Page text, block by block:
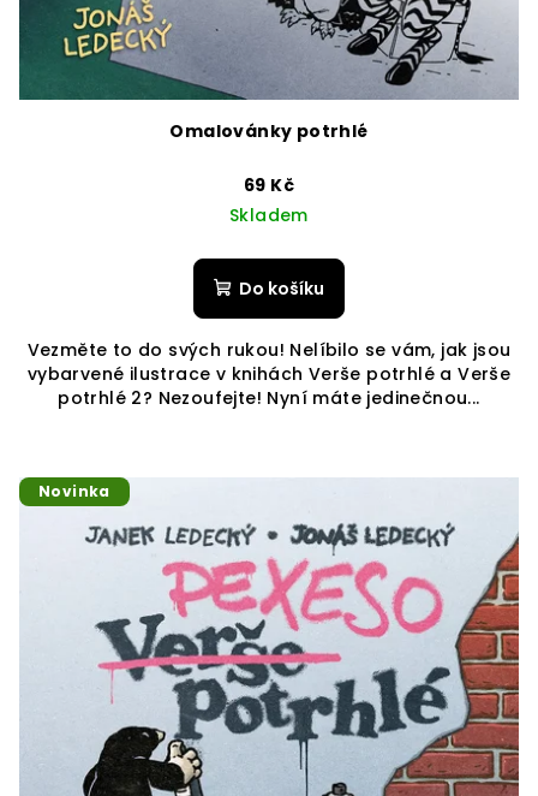
Omalovánky potrhlé
69 Kč
Skladem
Do košíku
Vezměte to do svých rukou! Nelíbilo se vám, jak jsou
vybarvené ilustrace v knihách Verše potrhlé a Verše
potrhlé 2? Nezoufejte! Nyní máte jedinečnou...
Novinka